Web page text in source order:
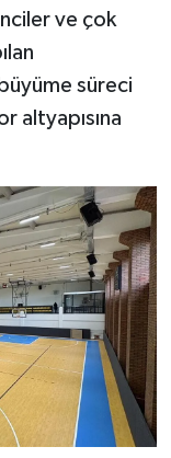
ve çok
süreci
altyapısına